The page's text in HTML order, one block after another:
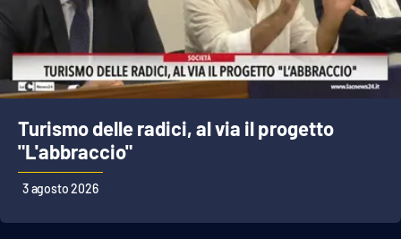
Turismo delle radici, al via il progetto
"L'abbraccio"
3 agosto 2026